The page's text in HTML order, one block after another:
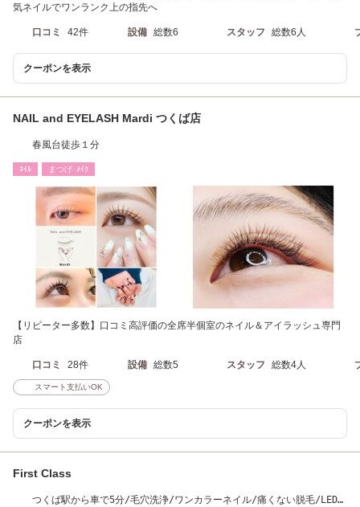
気ネイルでワンランク上の指先へ
口コミ 42件 設備 総数6 スタッフ 総数6人
クーポンを表示
NAIL and EYELASH Mardi つくば店
春風台徒歩１分
ﾈｲﾙ まつげ･ﾒｲｸ
【リピーター多数】口コミ高評価の全席半個室のネイル＆アイラッシュ専門
店
口コミ 28件 設備 総数5 スタッフ 総数4人
スマート支払いOK
クーポンを表示
First Class
つくば駅から車で5分/毛穴洗浄/ワンカラーネイル/痛くない脱毛/LEDマ